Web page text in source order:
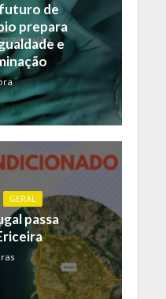
de
prepara
e
GERAL
passa